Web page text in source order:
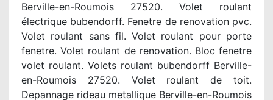
Berville-en-Roumois 27520. Volet roulant
électrique bubendorff. Fenetre de renovation pvc.
Volet roulant sans fil. Volet roulant pour porte
fenetre. Volet roulant de renovation. Bloc fenetre
volet roulant. Volets roulant bubendorff Berville-
en-Roumois 27520. Volet roulant de toit.
Depannage rideau metallique Berville-en-Roumois